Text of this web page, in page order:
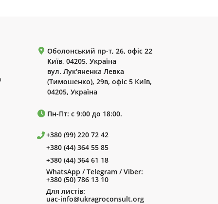
Оболонський пр-т, 26, офіс 22
Київ, 04205, Україна
вул. Лук'яненка Левка
(Тимошенко), 29в, офіс 5 Київ,
04205, Україна
Пн-Пт: с 9:00 до 18:00.
+380 (99) 220 72 42
+380 (44) 364 55 85
+380 (44) 364 61 18
WhatsApp / Telegram / Viber:
+380 (50) 786 13 10
Для листів:
uac-info@ukragroconsult.org